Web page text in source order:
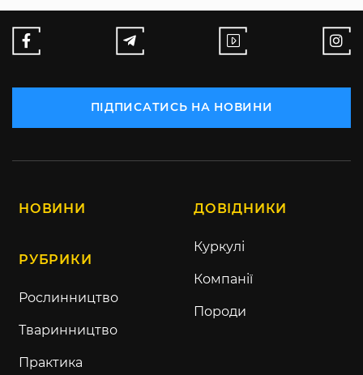
ПІДПИСАТИСЬ НА НОВИНИ
НОВИНИ
РУБРИКИ
Рослинництво
Тваринництво
Практика
ДОВІДНИКИ
Куркулі
Компанії
Породи